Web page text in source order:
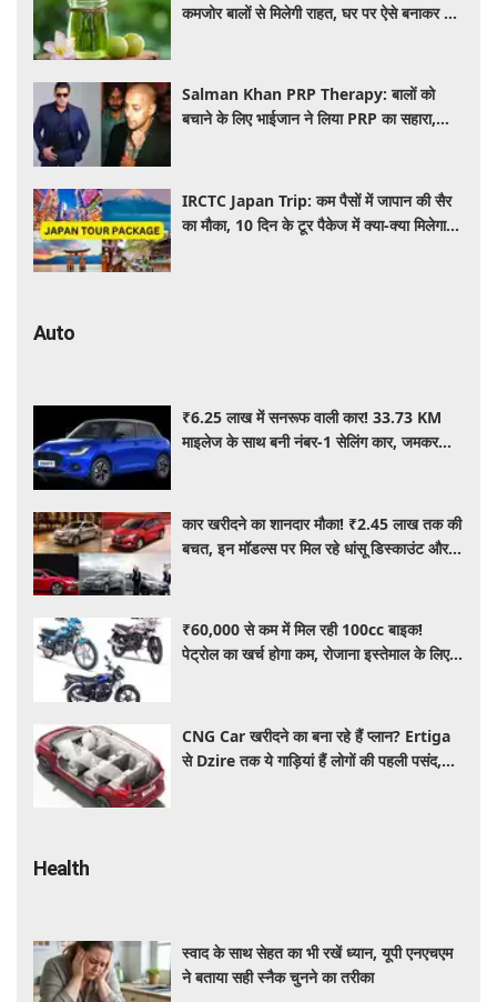
कमजोर बालों से मिलेगी राहत, घर पर ऐसे बनाकर करें
Salman Khan PRP Therapy: बालों को
बचाने के लिए भाईजान ने लिया PRP का सहारा,
IRCTC Japan Trip: कम पैसों में जापान की सैर
का मौका, 10 दिन के टूर पैकेज में क्या-क्या मिलेगा?
Auto
₹6.25 लाख में सनरूफ वाली कार! 33.73 KM
माइलेज के साथ बनी नंबर-1 सेलिंग कार, जमकर
कार खरीदने का शानदार मौका! ₹2.45 लाख तक की
बचत, इन मॉडल्स पर मिल रहे धांसू डिस्काउंट और
₹60,000 से कम में मिल रही 100cc बाइक!
पेट्रोल का खर्च होगा कम, रोजाना इस्तेमाल के लिए है
CNG Car खरीदने का बना रहे हैं प्लान? Ertiga
से Dzire तक ये गाड़ियां हैं लोगों की पहली पसंद,
Health
स्वाद के साथ सेहत का भी रखें ध्यान, यूपी एनएचएम
ने बताया सही स्नैक चुनने का तरीका